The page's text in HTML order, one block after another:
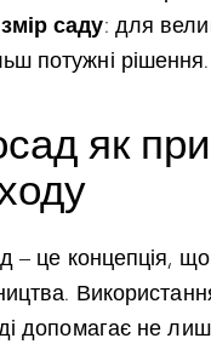
саду: для
потужні рішення.
як
– це концепція, що
допомагає не